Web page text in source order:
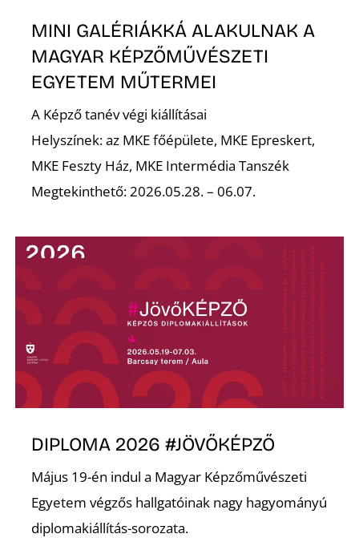
MINI GALÉRIÁKKÁ ALAKULNAK A
MAGYAR KÉPZŐMŰVÉSZETI
EGYETEM MŰTERMEI
A Képző tanév végi kiállításai
Helyszínek: az MKE főépülete, MKE Epreskert,
MKE Feszty Ház, MKE Intermédia Tanszék
Megtekinthető: 2026.05.28. – 06.07.
DIPLOMA 2026 #JÖVŐKÉPZŐ
Május 19-én indul a Magyar Képzőművészeti
Egyetem végzős hallgatóinak nagy hagyományú
diplomakiállítás-sorozata.